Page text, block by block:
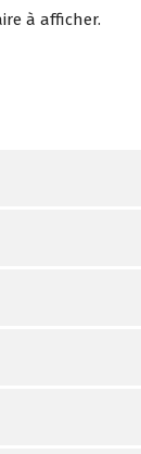
à afficher.